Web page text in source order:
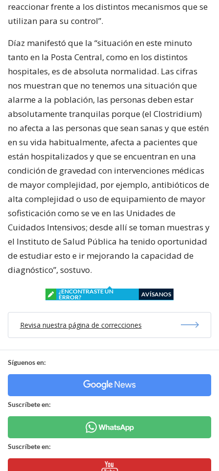
reaccionar frente a los distintos mecanismos que se
utilizan para su control”.
Díaz manifestó que la “situación en este minuto
tanto en la Posta Central, como en los distintos
hospitales, es de absoluta normalidad. Las cifras
nos muestran que no tenemos una situación que
alarme a la población, las personas deben estar
absolutamente tranquilas porque (el Clostridium)
no afecta a las personas que sean sanas y que estén
en su vida habitualmente, afecta a pacientes que
están hospitalizados y que se encuentran en una
condición de gravedad con intervenciones médicas
de mayor complejidad, por ejemplo, antibióticos de
alta complejidad o uso de equipamiento de mayor
sofisticación como se ve en las Unidades de
Cuidados Intensivos; desde allí se toman muestras y
el Instituto de Salud Pública ha tenido oportunidad
de estudiar esto e ir mejorando la capacidad de
diagnóstico”, sostuvo.
¿ENCONTRASTE UN
ERROR?
AVÍSANOS
Revisa nuestra página de correcciones
Síguenos en:
Suscríbete en:
Suscríbete en: